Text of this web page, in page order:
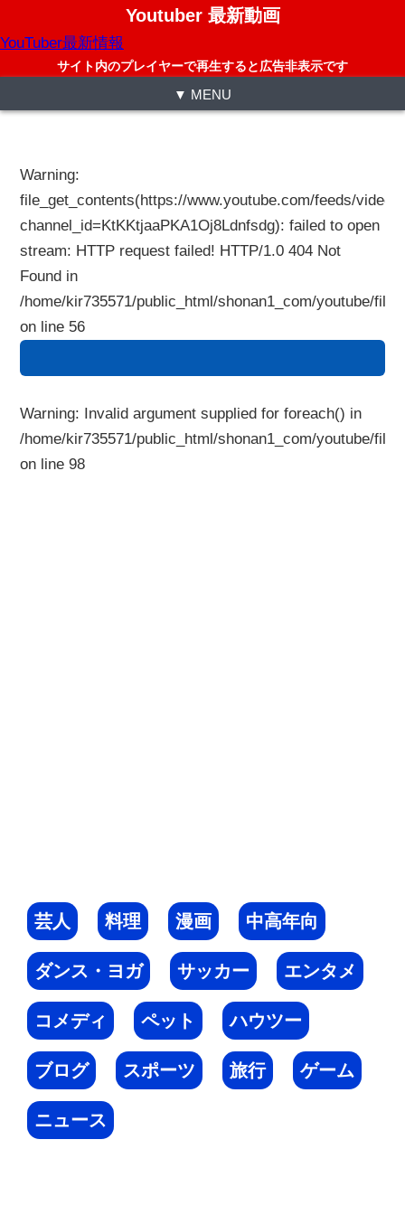
Youtuber 最新動画
YouTuber最新情報
サイト内のプレイヤーで再生すると広告非表示です
▼ MENU
Warning:
file_get_contents(https://www.youtube.com/feeds/
channel_id=KtKKtjaaPKA1Oj8Ldnfsdg): failed to open
stream: HTTP request failed! HTTP/1.0 404 Not
Found in
/home/kir735571/public_html/shonan1_com/youtube/
on line 56
Warning: Invalid argument supplied for foreach() in
/home/kir735571/public_html/shonan1_com/youtube/
on line98
芸人 料理 漫画 中高年向
ダンス・ヨガ サッカー エンタメ
コメディ ペット ハウツー
ブログ スポーツ 旅行 ゲーム
ニュース